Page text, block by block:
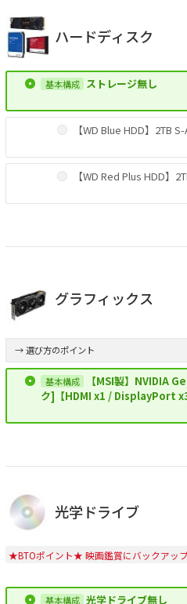
ハードディスク
ストレージ無し
【WD Blue HDD】2TB S-
【WD Red Plus HDD】
グラフィックス
→ 選び方のポイント
【MSI製】NVIDIA
ク]【HDMI x1 / DisplayPort x3
光学ドライブ
★BTOポイント★ 映画鑑賞にバックアッ
光学ドライブ無し